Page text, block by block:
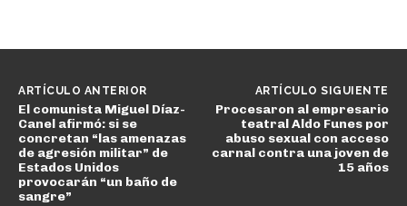
ARTÍCULO ANTERIOR
El comunista Miguel Díaz-
Canel afirmó: si se
concretan “las amenazas
de agresión militar” de
Estados Unidos
provocarán “un baño de
sangre”
ARTÍCULO SIGUIENTE
Procesaron al empresario
teatral Aldo Funes por
abuso sexual con acceso
carnal contra una joven de
15 años